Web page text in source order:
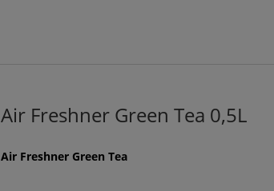
Air Freshner Green Tea 0,5L
Air Freshner Green Tea